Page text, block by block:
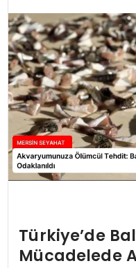
Türkiye’de
Mücadelede